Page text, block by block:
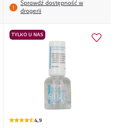
Sprawdź dostępność w
drogerii
TYLKO U NAS
4,9